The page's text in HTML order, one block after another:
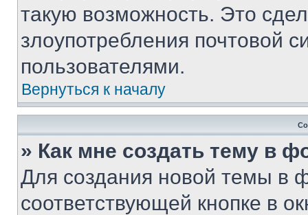
такую возможность. Это
злоупотребления почтовой
пользователями.
Вернуться к началу
» Как мне создать тему в
Для создания новой темы в
соответствующей кнопке в